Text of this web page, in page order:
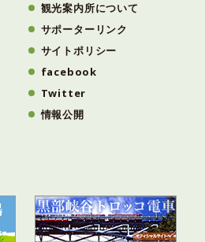
観光案内所について
サポーターリンク
サイトポリシー
facebook
Twitter
情報公開